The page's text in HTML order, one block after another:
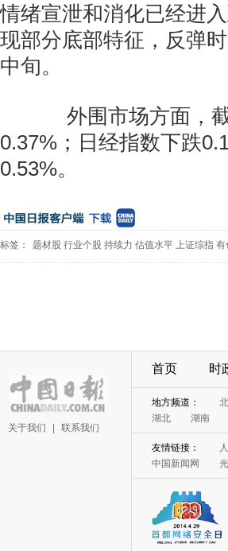
情绪宣泄和消化已经进
现部分底部特征，反弹
中旬。
外围市场方面，截
0.37%；日经指数下跌
0.53%。
标签： 题材股 行业个股 持续力 估值水平 上证综指 有
关于我们 联系我们
首页 时
地方频道：
湖北
湖南
友情链接：
中国新闻网